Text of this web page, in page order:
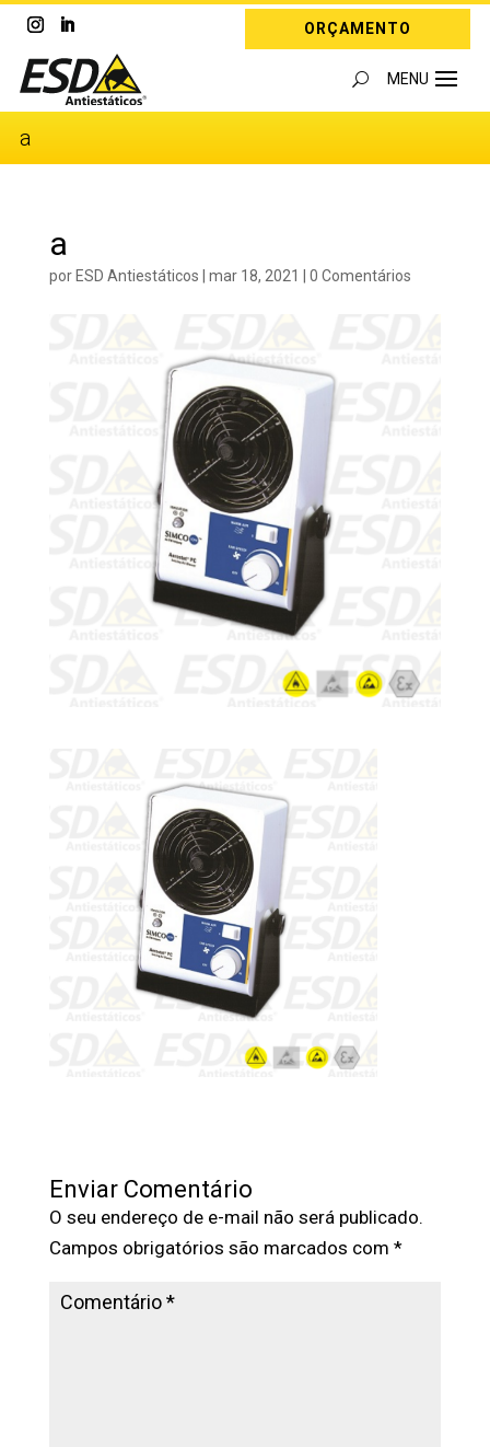
ORÇAMENTO
a
a
porESD Antiestáticos | mar 18, 2021 | 0 Comentários
Enviar Comentário
O seu endereço de e-mail não será publicado.
Campos obrigatórios são marcados com *